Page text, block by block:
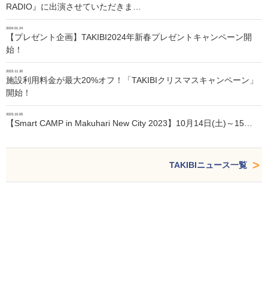
RADIO』に出演させていただきま…
2024.01.24
【プレゼント企画】TAKIBI2024年新春プレゼントキャンペーン開
始！
2023.11.30
施設利用料金が最大20%オフ！「TAKIBIクリスマスキャンペーン」
開始！
2023.10.05
【Smart CAMP in Makuhari New City 2023】10月14日(土)～15…
TAKIBIニュース一覧